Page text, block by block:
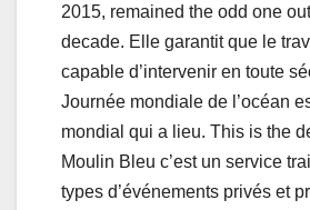
2015, remained the odd one
decade. Elle garantit que le
capable d’intervenir en toute
Journée mondiale de l’océan
mondial qui a lieu. This is the
Moulin Bleu c’est un service
types d’événements privés et